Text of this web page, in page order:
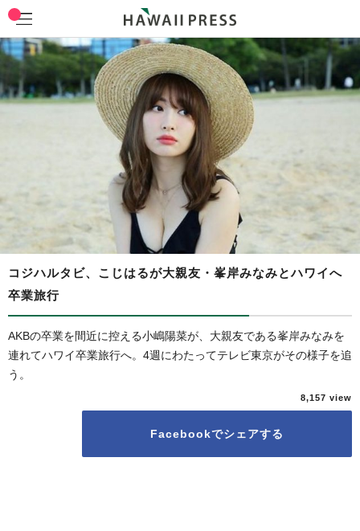
コジハルタビ、こじはるが大親友・峯岸みなみとハワイへ
卒業旅行
AKBの卒業を間近に控える小嶋陽菜が、大親友である峯岸みなみを
連れてハワイ卒業旅行へ。4週にわたってテレビ東京がその様子を追
う。
8,157
Facebookでシェアする